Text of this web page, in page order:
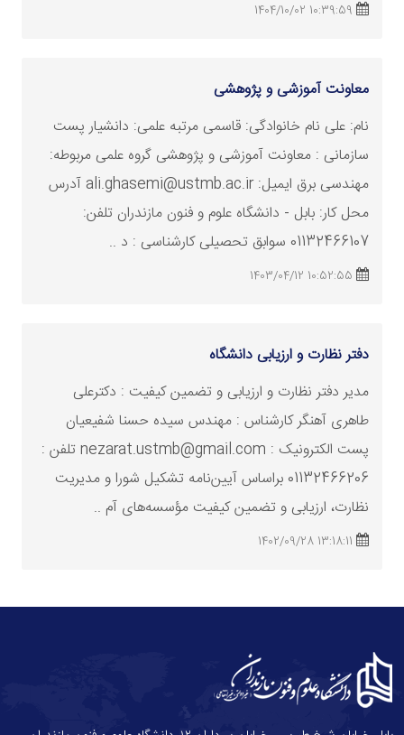
10:39:59 1404/10/02
معاونت آموزشی و پژوهشی
نام: علی نام خانوادگی: قاسمی مرتبه علمی: دانشیار پست
سازمانی : معاونت آموزشی و پژوهشی گروه علمی مربوطه:
مهندسی برق ایمیل: ali.ghasemi@ustmb.ac.ir آدرس
محل کار: بابل - دانشگاه علوم و فنون مازندران تلفن:
01132466107 سوابق تحصیلی کارشناسی : د ..
10:52:55 1403/04/12
دفتر نظارت و ارزیابی دانشگاه
مدیر دفتر نظارت و ارزیابی و تضمین کیفیت : دکترعلی
طاهری آهنگر کارشناس : مهندس سیده حسنا شفیعیان
پست الکترونیک : nezarat.ustmb@gmail.com تلفن :
01132466206 براساس آیین‌نامه تشکیل شورا و مدیریت
نظارت، ارزیابی و تضمین کیفیت مؤسسه‌های آم ..
13:18:11 1402/09/28